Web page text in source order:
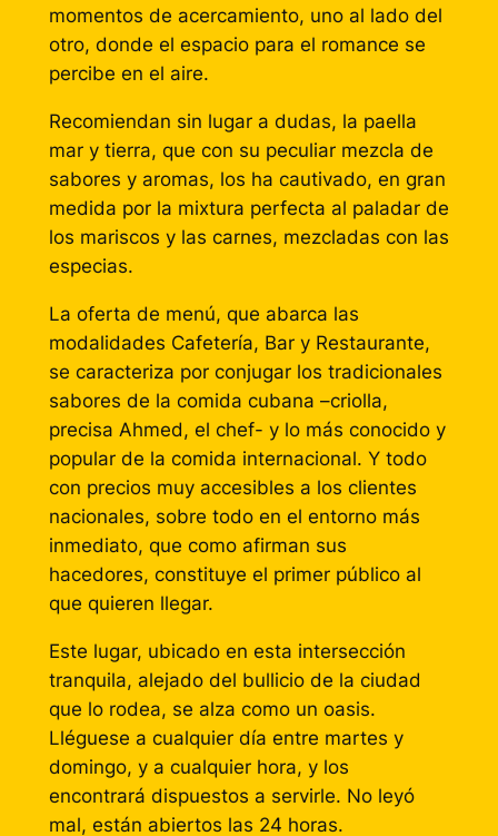
momentos de acercamiento, uno al lado del
otro, donde el espacio para el romance se
percibe en el aire.
Recomiendan sin lugar a dudas, la paella
mar y tierra, que con su peculiar mezcla de
sabores y aromas, los ha cautivado, en gran
medida por la mixtura perfecta al paladar de
los mariscos y las carnes, mezcladas con las
especias.
La oferta de menú, que abarca las
modalidades Cafetería, Bar y Restaurante,
se caracteriza por conjugar los tradicionales
sabores de la comida cubana –criolla,
precisa Ahmed, el chef- y lo más conocido y
popular de la comida internacional. Y todo
con precios muy accesibles a los clientes
nacionales, sobre todo en el entorno más
inmediato, que como afirman sus
hacedores, constituye el primer público al
que quieren llegar.
Este lugar, ubicado en esta intersección
tranquila, alejado del bullicio de la ciudad
que lo rodea, se alza como un oasis.
Lléguese a cualquier día entre martes y
domingo, y a cualquier hora, y los
encontrará dispuestos a servirle. No leyó
mal, están abiertos las 24 horas.